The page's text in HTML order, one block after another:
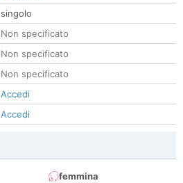
singolo
Non specificato
Non specificato
Non specificato
Accedi
Accedi
femmina